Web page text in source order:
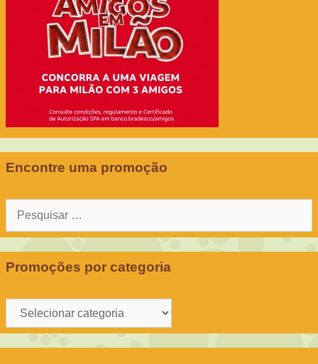
Encontre uma promoção
Pesquisar
Promoções por categoria
Promoções
por